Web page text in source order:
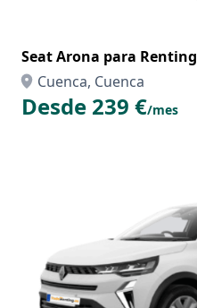
Seat Arona para Renting
Cuenca, Cuenca
Desde 239 €/mes